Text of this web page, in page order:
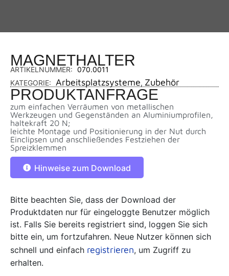
MAGNETHALTER
ARTIKELNUMMER: 070.0011
KATEGORIE:
Arbeitsplatzsysteme, Zubehör
PRODUKTANFRAGE
zum einfachen Verräumen von metallischen
Werkzeugen und Gegenständen an Aluminiumprofilen,
haltekraft 20 N;
leichte Montage und Positionierung in der Nut durch
Einclipsen und anschließendes Festziehen der
Spreizklemmen
Hinweise zum Download
Bitte beachten Sie, dass der Download der
Produktdaten nur für eingeloggte Benutzer möglich
ist. Falls Sie bereits registriert sind, loggen Sie sich
bitte ein, um fortzufahren. Neue Nutzer können sich
schnell und einfach registrieren, um Zugriff zu
erhalten.